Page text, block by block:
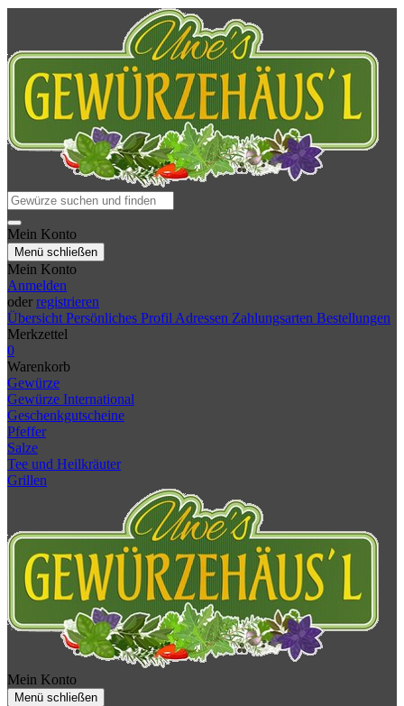
Mein Konto
Menü schließen
Mein Konto
Anmelden
oder registrieren
Übersicht Persönliches Profil Adressen Zahlungsarten Bestellungen
Merkzettel
0
Warenkorb
Gewürze
Gewürze International
Geschenkgutscheine
Pfeffer
Salze
Tee und Heilkräuter
Grillen
Mein Konto
Menü schließen